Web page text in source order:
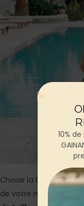
Choisir la bonne taille
de votre maillot
10%